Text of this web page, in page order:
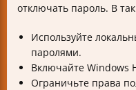
отключать пароль. В
Используйте
паролями.
Включайте Windows
Ограничьте права